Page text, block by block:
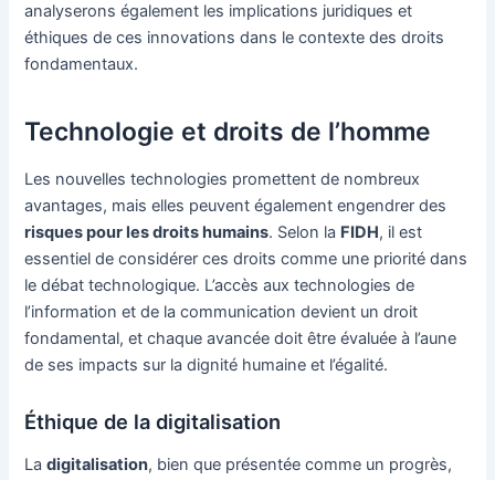
analyserons également les implications juridiques et
éthiques de ces innovations dans le contexte des droits
fondamentaux.
Technologie et droits de l’homme
Les nouvelles technologies promettent de nombreux
avantages, mais elles peuvent également engendrer des
risques pour les droits humains. Selon la FIDH, il est
essentiel de considérer ces droits comme une priorité dans
le débat technologique. L’accès aux technologies de
l’information et de la communication devient un droit
fondamental, et chaque avancée doit être évaluée à l’aune
de ses impacts sur la dignité humaine et l’égalité.
Éthique de la digitalisation
Ladigitalisation, bien que présentée comme un progrès,